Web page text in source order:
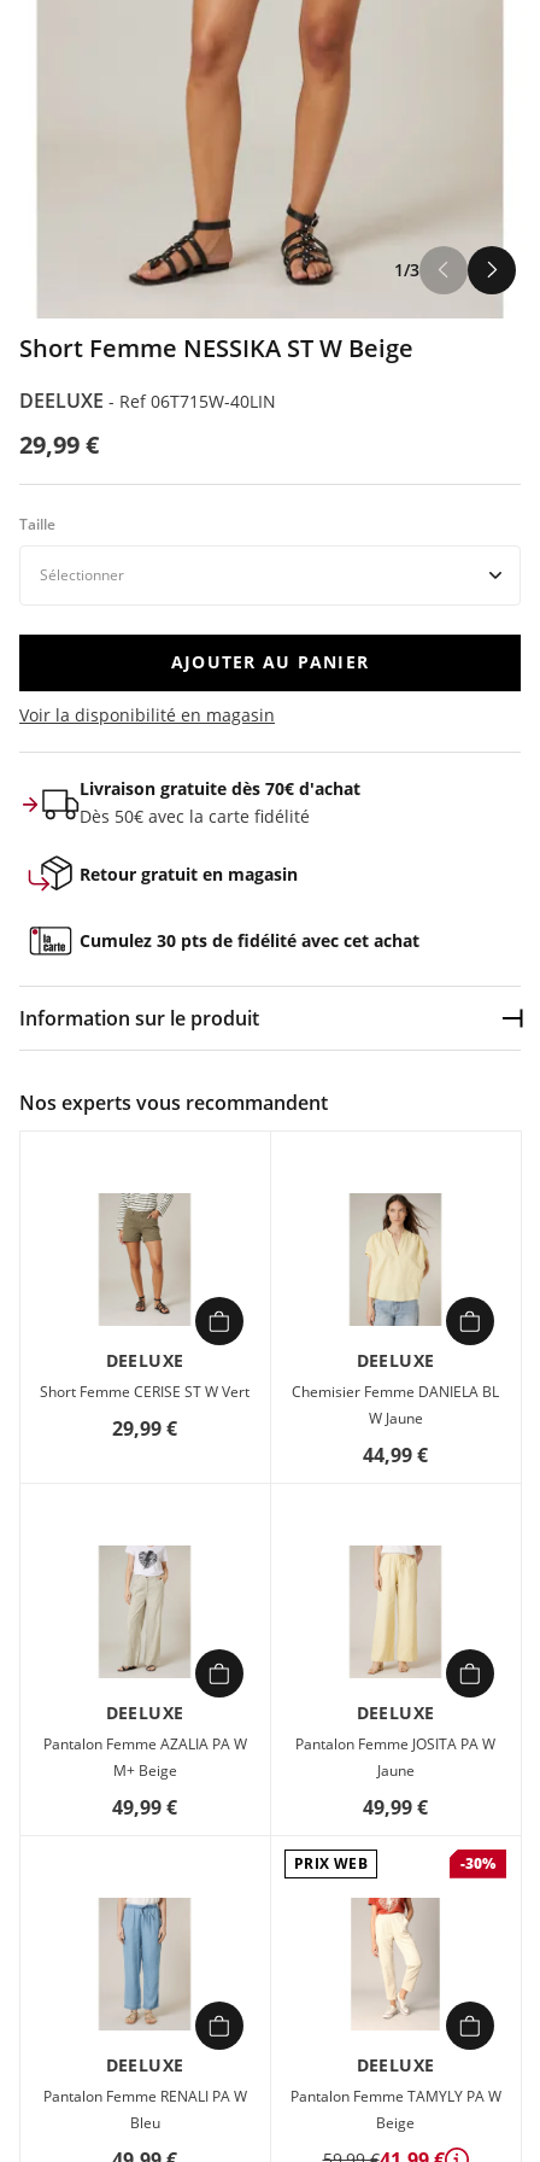
1/3
Short Femme NESSIKA ST W Beige
DEELUXE - Ref 06T715W-40LIN
29,99 €
Taille
AJOUTER AU PANIER
Voir la disponibilité en magasin
Livraison gratuite dès 70€ d'achat
Dès 50€ avec la carte fidélité
Retour gratuit en magasin
Cumulez 30 pts de fidélité avec cet achat
Information sur le produit
attractif chez Sport 2000
Nos experts vous recommandent
DEELUXE
Short Femme CERISE ST W Vert
29,99 €
DEELUXE
Chemisier Femme DANIELA BL
W Jaune
44,99 €
DEELUXE
Pantalon Femme AZALIA PA W
M+ Beige
49,99 €
DEELUXE
Pantalon Femme JOSITA PA W
Jaune
49,99 €
DEELUXE
Pantalon Femme RENALI PA W
Bleu
PRIX WEB -30%
DEELUXE
Pantalon Femme TAMYLY PA W
Beige